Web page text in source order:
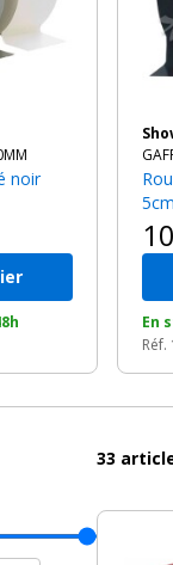
Rouleau de gaffeur toilé blanc
En
Réf.
33